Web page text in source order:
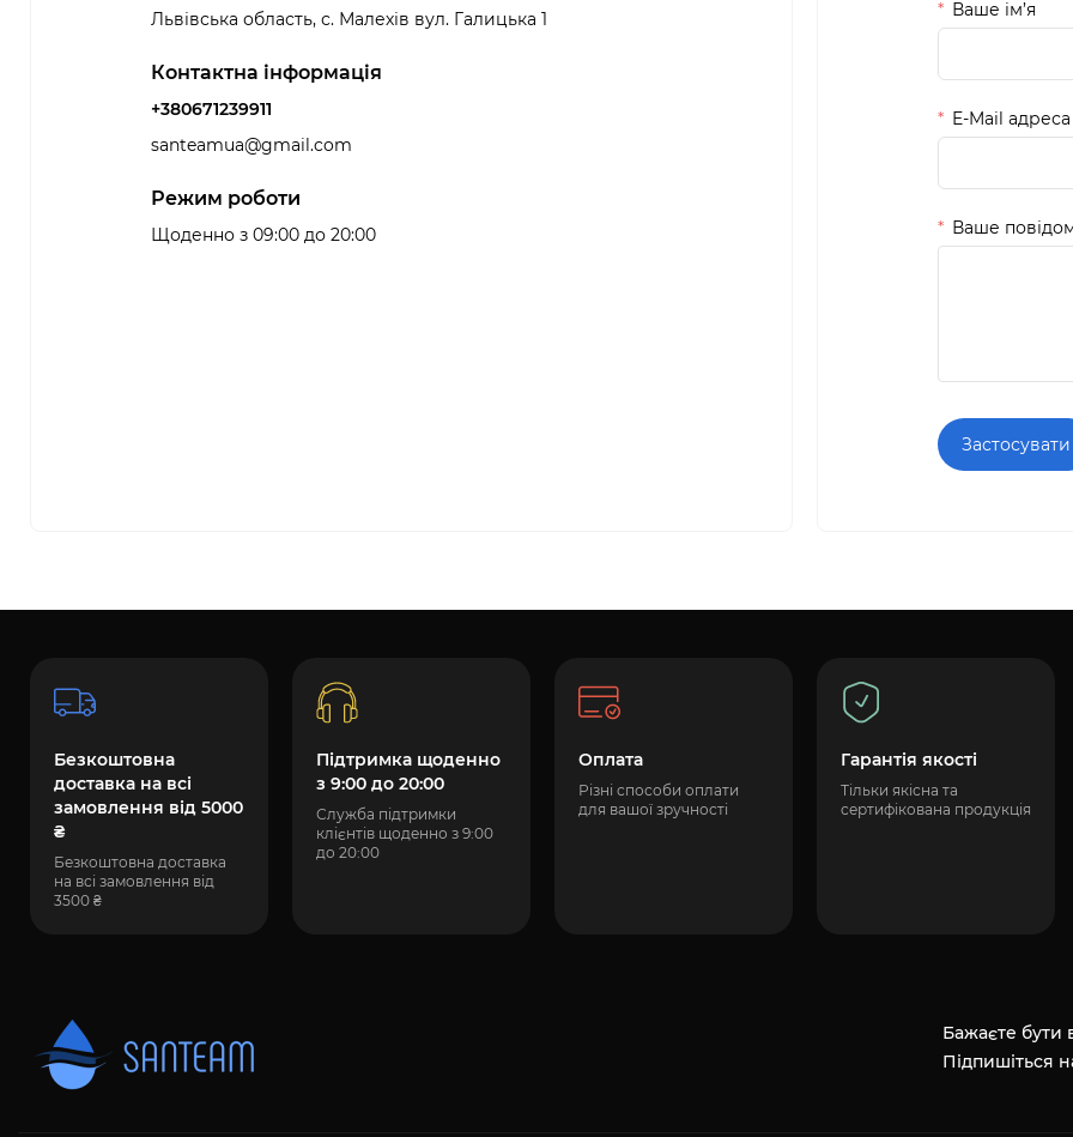
Львівська область, с. Малехів вул. Галицька 1
Контактна інформація
+380671239911
santeamua@gmail.com
Режим роботи
Щоденно з 09:00 до 20:00
Ваше ім’я
E-Mail адреса
Ваше
Безкоштовна
доставка на всі
замовлення від 5000
₴
Безкоштовна доставка
на всі замовлення від
3500 ₴
Підтримка щоденно
з 9:00 до 20:00
Служба підтримки
клієнтів щоденно з 9:00
до 20:00
Оплата
Різні способи оплати
для вашої зручності
Гарантія якості
Тільки якісна та
сертифікована продукція
Бажаєте бути
Підпишіться